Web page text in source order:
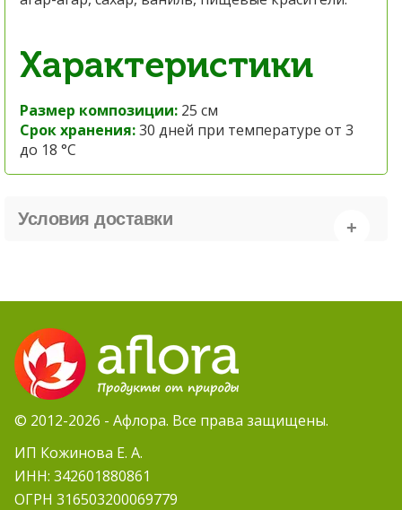
Характеристики
Размер композиции: 25 см
Срок хранения:30 дней при температуре от 3
до 18 °C
Условия доставки
© 2012-2026 - Афлора. Все права защищены.
ИП Кожинова Е. А.
ИНН: 342601880861
ОГРН 316503200069779